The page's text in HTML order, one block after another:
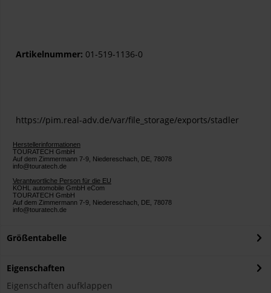
Artikelnummer: 01-519-1136-0
https://pim.real-adv.de/var/file_storage/exports/stadler
Herstellerinformationen
TOURATECH GmbH
Auf dem Zimmermann 7-9, Niedereschach, DE, 78078
info@touratech.de
Verantwortliche Person für die EU
KOHL automobile GmbH eCom
TOURATECH GmbH
Auf dem Zimmermann 7-9, Niedereschach, DE, 78078
info@touratech.de
Größentabelle
Eigenschaften
Eigenschaften aufklappen